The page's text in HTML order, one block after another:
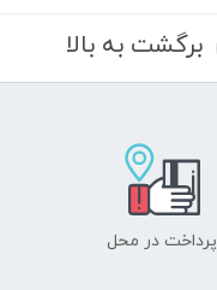
برگشت به بالا
پرداخت در محل